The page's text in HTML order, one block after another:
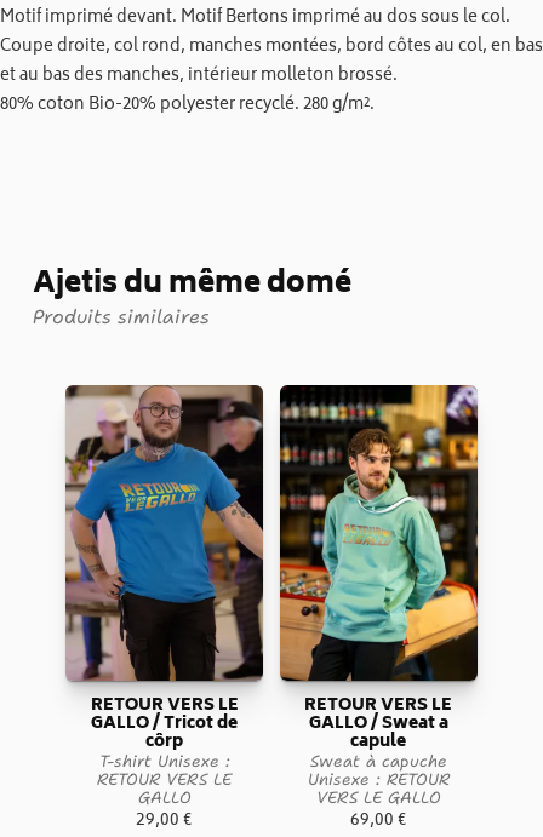
Motif imprimé devant. Motif Bertons imprimé au dos sous le col.
Coupe droite, col rond, manches montées, bord côtes au col, en bas
et au bas des manches, intérieur molleton brossé.
80% coton Bio-20% polyester recyclé. 280 g/m².
Ajetis du même domé
Produits similaires
RETOUR VERS LE
GALLO / Tricot de
côrp
T-shirt Unisexe :
RETOUR VERS LE
GALLO
29,00€
RETOUR VERS LE
GALLO / Sweat a
capule
Sweat à capuche
Unisexe : RETOUR
VERS LE GALLO
69,00€